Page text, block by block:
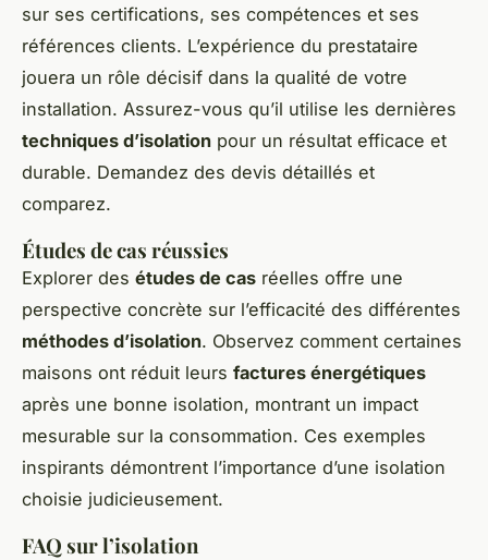
sur ses certifications, ses compétences et ses
références clients. L’expérience du prestataire
jouera un rôle décisif dans la qualité de votre
installation. Assurez-vous qu’il utilise les dernières
techniques d’isolation pour un résultat efficace et
durable. Demandez des devis détaillés et
comparez.
Études de cas réussies
Explorer des études de cas réelles offre une
perspective concrète sur l’efficacité des différentes
méthodes d’isolation. Observez comment certaines
maisons ont réduit leurs factures énergétiques
après une bonne isolation, montrant un impact
mesurable sur la consommation. Ces exemples
inspirants démontrent l’importance d’une isolation
choisie judicieusement.
FAQ sur l’isolation